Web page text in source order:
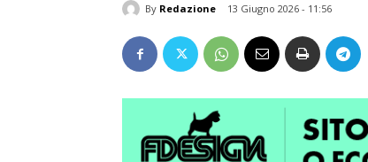
By Redazione 13 Giugno 2026 - 11:56